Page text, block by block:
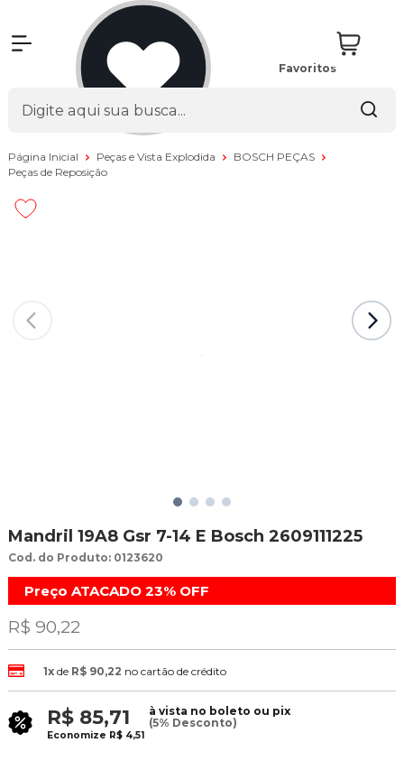
Favoritos
Página Inicial Peças e Vista Explodida
BOSCH PEÇAS
Peças de Reposição
Mandril 19A8 Gsr 7-14 E Bosch 2609111225
Cod. do Produto: 0123620
Preço ATACADO 23% OFF
R$ 90,22
1xde R$ 90,22 no cartão de crédito
R$ 85,71
à vista no boleto ou pix
(5% Desconto)
Economize R$ 4,51